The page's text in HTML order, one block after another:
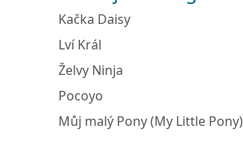
Kačka Daisy
Lví Král
Želvy Ninja
Pocoyo
Můj malý Pony (My Little Pony)